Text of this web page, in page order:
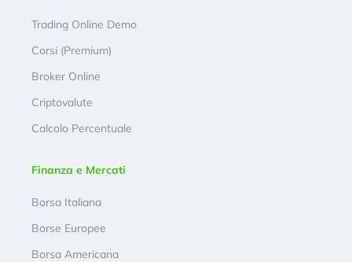
Trading Online Demo
Corsi (Premium)
Broker Online
Criptovalute
Calcolo Percentuale
Finanza e Mercati
Borsa Italiana
Borse Europee
Borsa Americana